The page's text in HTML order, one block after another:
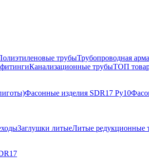
трубыТрубопроводная
Канализационные трубыТОП
Фасонные изделия SDR17 Ру10
Заглушки литыеЛитые редукционные